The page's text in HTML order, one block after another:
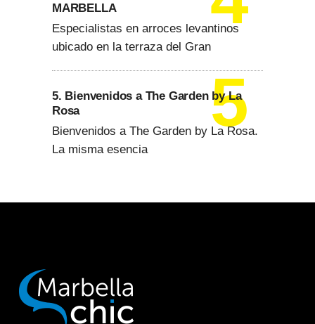
MARBELLA
Especialistas en arroces levantinos
ubicado en la terraza del Gran
5. Bienvenidos a The Garden by La
Rosa
Bienvenidos a The Garden by La Rosa.
La misma esencia